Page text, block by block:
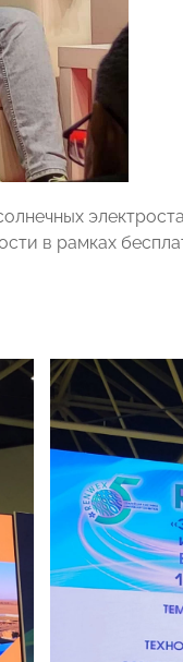
в рамках